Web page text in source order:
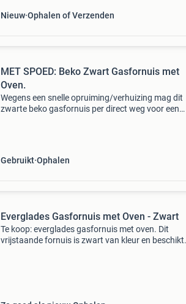
Nieuw Ophalen of Verzenden
MET SPOED: Beko Zwart Gasfornuis met
Oven.
Wegens een snelle opruiming/verhuizing mag dit
zwarte beko gasfornuis per direct weg voor een
Gebruikt Ophalen
Everglades Gasfornuis met Oven - Zwart
Te koop: everglades gasfornuis met oven. Dit
vrijstaande fornuis is zwart van kleur en beschikt